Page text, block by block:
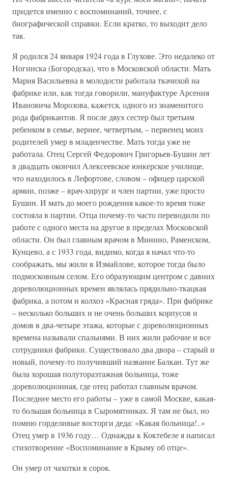
придется именно с воспоминаний, точнее, с
биографической справки. Если кратко, то выходит дело
так.
Я родился 24 января 1924 года в Глухове. Это недалеко от
Ногинска (Богородска), что в Московской области. Мать
Мария Васильевна в молодости работала ткачихой на
фабрике или, как тогда говорили, мануфактуре Арсения
Ивановича Морозова, кажется, одного из знаменитого
рода фабрикантов. Я после двух сестер был третьим
ребенком в семье, вернее, четвертым, – первенец моих
родителей умер в младенчестве. Мать тогда уже не
работала. Отец Сергей Федорович Григорьев-Бушин лет
в двадцать окончил Алексеевское юнкерское училище,
что находилось в Лефортове, словом – офицер царской
армии, позже – врач-хирург и член партии, уже просто
Бушин. И мать до моего рождения какое-то время тоже
состояла в партии. Отца почему-то часто переводили по
работе с одного места на другое в пределах Московской
области. Он был главным врачом в Минино, Раменском,
Кунцево, а с 1933 года, видимо, когда я начал что-то
соображать, мы жили в Измайлове, которое тогда было
подмосковным селом. Его образующим центром с давних
дореволюционных времен являлась прядильно-ткацкая
фабрика, а потом и колхоз «Красная гряда». При фабрике
– несколько больших и не очень больших корпусов и
домов в два-четыре этажа, которые с дореволюционных
времена называли спальнями. В них жили рабочие и все
сотрудники фабрики. Существовало два двора – старый и
новый, почему-то получивший название Балкан. Тут же
была хорошая полутораэтажная больница, тоже
дореволюционная, где отец работал главным врачом.
Последнее место его работы – уже в самой Москве, какая-
то большая больница в Сыромятниках. Я там не был, но
помню горделивые восторги деда: «Какая больница!..»
Отец умер в 1936 году… Однажды к Коктебеле я написал
стихотворение «Воспоминание в Крыму об отце».
Он умер от чахотки в сорок.